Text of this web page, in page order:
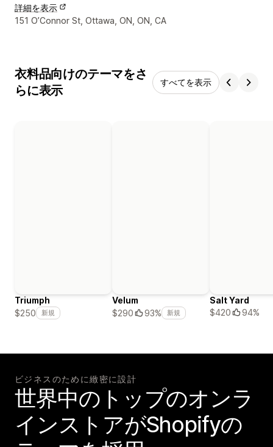
詳細を表示
デザイナーの連絡先情報
151 O’Connor St, Ottawa, ON, ON, CA
衣料品向けのテーマをさ
らに表示
すべてを表示
Triumph
$250
新規
Velum
$290
93% 新規
Salt Yard
$420
94%
ビジネスのために緻密に設計
世界中のトップのオンラ
インストアがShopifyの